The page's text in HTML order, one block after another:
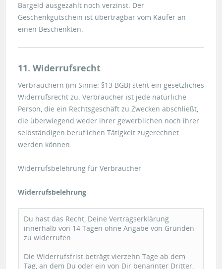
Bargeld ausgezahlt noch verzinst. Der
Geschenkgutschein ist übertragbar vom Käufer an
einen Beschenkten.
11. Widerrufsrecht
Verbrauchern (im Sinne: §13 BGB) steht ein gesetzliches
Widerrufsrecht zu. Verbraucher ist jede natürliche
Person, die ein Rechtsgeschäft zu Zwecken abschließt,
die überwiegend weder ihrer gewerblichen noch ihrer
selbständigen beruflichen Tätigkeit zugerechnet
werden können.
Widerrufsbelehrung für Verbraucher
Widerrufsbelehrung
Du hast das Recht, Deine Vertragserklärung
innerhalb von 14 Tagen ohne Angabe von Gründen
zu widerrufen.
Die Widerrufsfrist beträgt vierzehn Tage ab dem
Tag, an dem Du oder ein von Dir benannter Dritter,